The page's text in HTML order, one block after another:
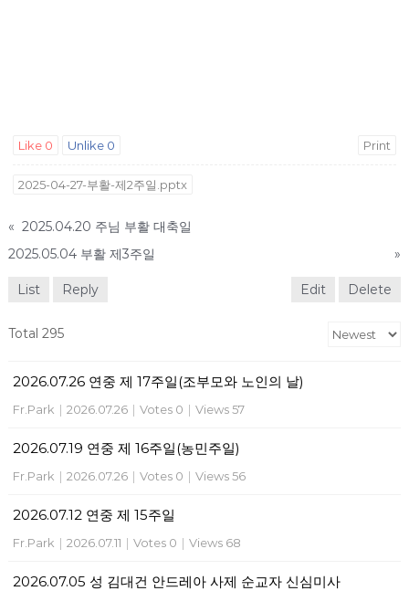
Like 0 Unlike 0 Print
2025-04-27-부활-제2주일.pptx
« 2025.04.20 주님 부활 대축일
2025.05.04 부활 제3주일
»
List Reply Edit Delete
Total 295
2026.07.26 연중 제 17주일(조부모와 노인의 날)
Fr.Park | 2026.07.26 | Votes 0 | Views 57
2026.07.19 연중 제 16주일(농민주일)
Fr.Park | 2026.07.26 | Votes 0 | Views 56
2026.07.12 연중 제 15주일
Fr.Park | 2026.07.11 | Votes 0 | Views 68
2026.07.05 성 김대건 안드레아 사제 순교자 신심미사